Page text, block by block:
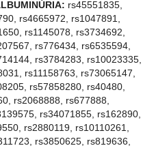
rs45551835,
rs4665972, rs1047891,
rs1145078, rs3734692,
rs776434, rs6535594,
rs3784283, rs10023335,
rs11158763, rs73065147,
rs57858280, rs40480,
rs2068888, rs677888,
rs34071855, rs162890,
rs2880119, rs10110261,
rs3850625, rs819636,